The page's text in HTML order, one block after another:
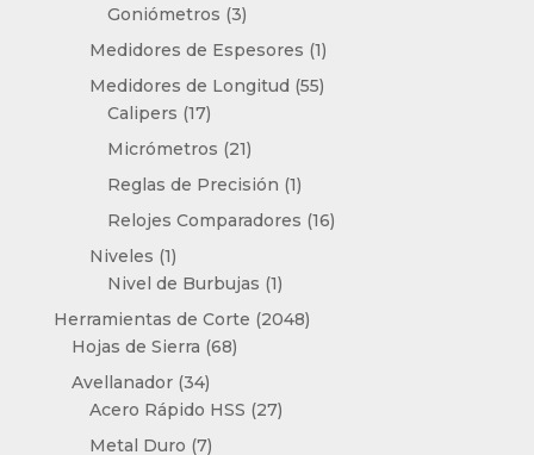
Goniómetros 33
productos
Medidores de Espesores 11
producto
Medidores de Longitud 5555
Calipers 1717
productos
Micrómetros 2121
productos
Reglas de Precisión 11
producto
Relojes Comparadores 1616
Niveles 11
producto
Nivel de Burbujas 11
producto
Herramientas de Corte 20482048
Hojas de Sierra 6868
Avellanador 3434
productos
Acero Rápido HSS 2727
Metal Duro 77